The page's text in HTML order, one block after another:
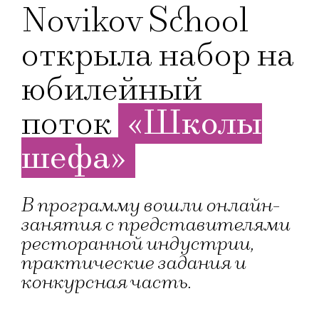
Novikov School
открыла набор на
юбилейный
поток «Школы
шефа»
В программу вошли онлайн-
занятия с представителями
ресторанной индустрии,
практические задания и
конкурсная часть.